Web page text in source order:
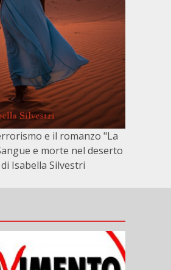
e il romanzo "La
e morte nel deserto
Isabella Silvestri